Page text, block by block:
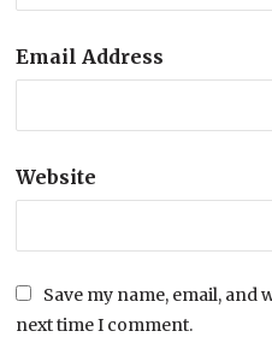
Email Address
Website
Save my name, email,
next time I comment.